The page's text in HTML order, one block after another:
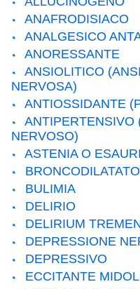
ANAFRODISIACO
ANALGESICO
ANORESSANTE
ANSIOLITICO
NERVOSA)
ANTIOSSIDANTE
ANTIPERTENSIVO
NERVOSO)
ASTENIA O
BULIMIA
DELIRIO
DELIRIUM
DEPRESSIONE
DEPRESSIVO
ECCITANTE